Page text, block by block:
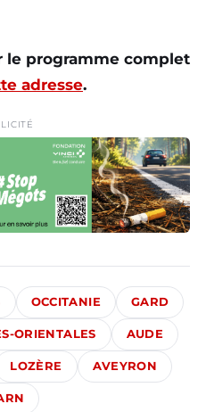
le programme complet
adresse.
OCCITANIE GARD
ORIENTALES AUDE
LOZÈRE AVEYRON